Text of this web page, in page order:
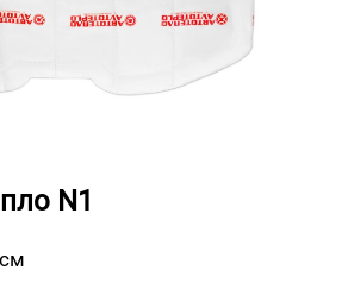
N1